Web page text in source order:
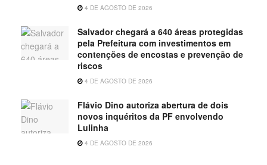
4 DE AGOSTO DE 2026
Salvador chegará a 640 áreas protegidas
pela Prefeitura com investimentos em
contenções de encostas e prevenção de
riscos
4 DE AGOSTO DE 2026
Flávio Dino autoriza abertura de dois
novos inquéritos da PF envolvendo
Lulinha
4 DE AGOSTO DE 2026